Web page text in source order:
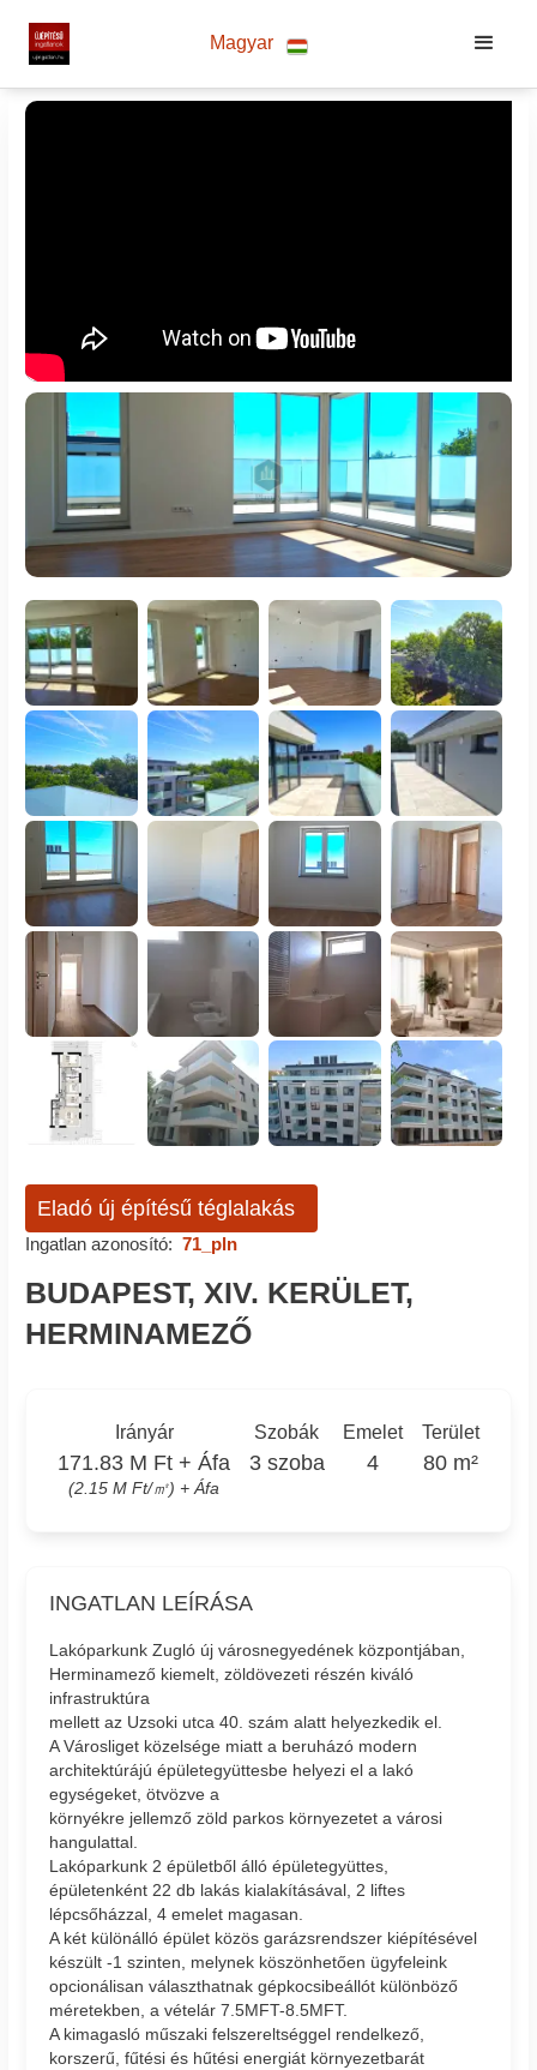
Magyar
Eladó új építésű téglalakás
Ingatlan azonosító: 71_pln
BUDAPEST, XIV. KERÜLET,
HERMINAMEZŐ
Irányár
171.83 M Ft + Áfa
(2.15 M Ft/㎡) + Áfa
Szobák
3 szoba
Emelet
4
Terület
80 m²
INGATLAN LEÍRÁSA
Lakóparkunk Zugló új városnegyedének központjában,
Herminamező kiemelt, zöldövezeti részén kiváló
infrastruktúra
mellett az Uzsoki utca 40. szám alatt helyezkedik el.
A Városliget közelsége miatt a beruházó modern
architektúrájú épületegyüttesbe helyezi el a lakó
egységeket, ötvözve a
környékre jellemző zöld parkos környezetet a városi
hangulattal.
Lakóparkunk 2 épületből álló épületegyüttes,
épületenként 22 db lakás kialakításával, 2 liftes
lépcsőházzal, 4 emelet magasan.
A két különálló épület közös garázsrendszer kiépítésével
készült -1 szinten, melynek köszönhetően ügyfeleink
opcionálisan választhatnak gépkocsibeállót különböző
méretekben, a vételár 7.5MFT-8.5MFT.
A kimagasló műszaki felszereltséggel rendelkező,
korszerű, fűtési és hűtési energiát környezetbarát